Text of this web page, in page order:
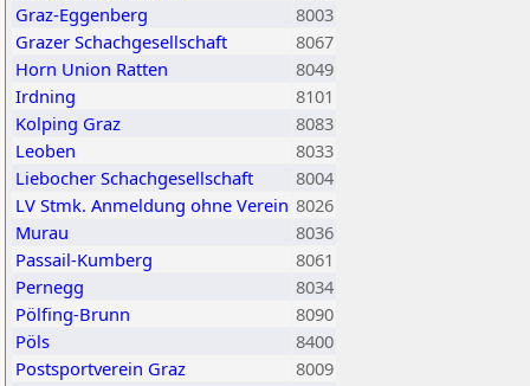
Graz-Eggenberg
8003
Grazer Schachgesellschaft
8067
Horn Union Ratten
8049
Irdning
8101
Kolping Graz
8083
Leoben
8033
Liebocher Schachgesellschaft
8004
LV Stmk. Anmeldung ohne Verein 8026
Murau
8036
Passail-Kumberg
8061
Pernegg
8034
Pölfing-Brunn
8090
Pöls
8400
Postsportverein Graz
8009